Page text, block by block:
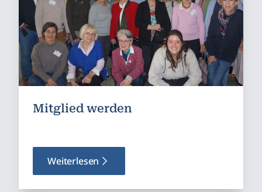
Mitglied werden
Weiterlesen